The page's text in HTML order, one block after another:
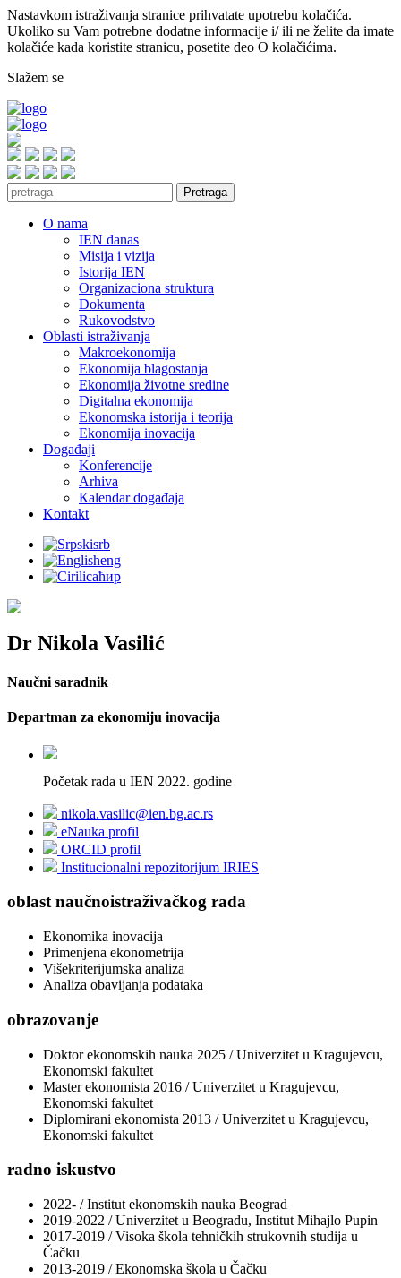
Nastavkom istraživanja stranice prihvatate upotrebu kolačića.
Ukoliko su Vam potrebne dodatne informacije i/ ili ne želite da imate
kolačiće kada koristite stranicu, posetite deo O kolačićima.
Slažem se
Pretraga
O nama
IEN danas
Misija i vizija
Istorija IEN
Organizaciona struktura
Dokumenta
Rukovodstvo
Oblasti istraživanja
Makroekonomija
Ekonomija blagostanja
Ekonomija životne sredine
Digitalna ekonomija
Ekonomska istorija i teorija
Ekonomija inovacija
Događaji
Konferencije
Arhiva
Кalendar događaja
Kontakt
srb
eng
ћир
Dr Nikola Vasilić
Naučni saradnik
Departman za ekonomiju inovacija
Početak rada u IEN 2022. godine
nikola.vasilic@ien.bg.ac.rs
eNauka profil
ORCID profil
Institucionalni repozitorijum IRIES
oblast naučnoistraživačkog rada
Ekonomika inovacija
Primenjena ekonometrija
Višekriterijumska analiza
Analiza obavijanja podataka
obrazovanje
Doktor ekonomskih nauka 2025 / Univerzitet u Kragujevcu,
Ekonomski fakultet
Master ekonomista 2016 / Univerzitet u Kragujevcu,
Ekonomski fakultet
Diplomirani ekonomista 2013 / Univerzitet u Kragujevcu,
Ekonomski fakultet
radno iskustvo
2022- / Institut ekonomskih nauka Beograd
2019-2022 / Univerzitet u Beogradu, Institut Mihajlo Pupin
2017-2019 / Visoka škola tehničkih strukovnih studija u
Čačku
2013-2019 / Ekonomska škola u Čačku